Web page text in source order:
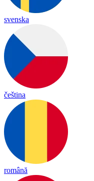
svenska
čeština
română